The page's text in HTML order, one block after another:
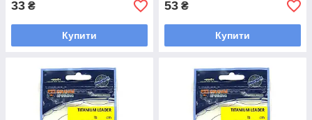
33 ₴
Купити
53 ₴
Купити